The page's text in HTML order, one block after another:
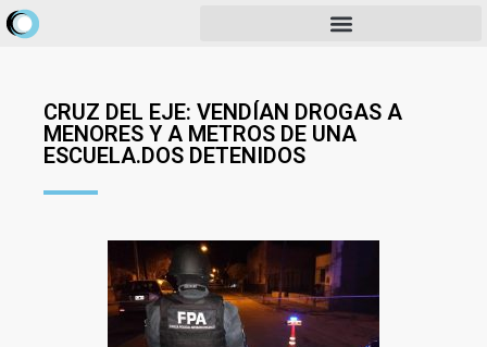
CRUZ DEL EJE: VENDÍAN DROGAS A
MENORES Y A METROS DE UNA
ESCUELA.DOS DETENIDOS